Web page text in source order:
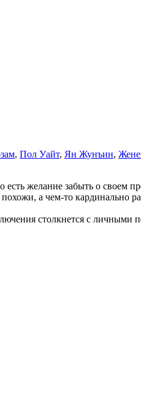
, Пол Уайт, Ян Жунъин,
желание забыть о своем
а чем-то кардинально
столкнется с личными